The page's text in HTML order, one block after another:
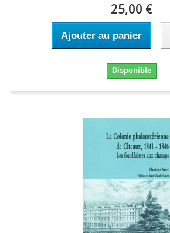
25,00 €
Ajouter au panier
Disponible